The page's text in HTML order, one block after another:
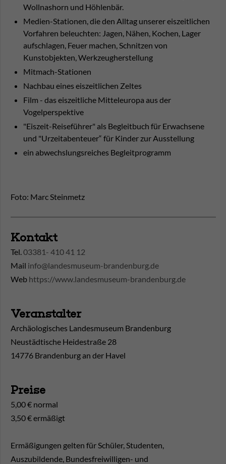
Wollnashorn und Höhlenbär.
Medien-Stationen, die den Alltag unserer eiszeitlichen
Vorfahren beleuchten: Jagen, Nähen, Kochen, Lager
aufschlagen, Feuer machen, Schnitzen von
Kunstobjekten, Werkzeugherstellung
Mitmach-Stationen
Nachbau eines eiszeitlichen Zeltes
Film - das eiszeitliche Mitteleuropa aus der
Vogelperspektive
"Eiszeit-Reiseführer" als Begleitbuch für Erwachsene
und "Urzeitabenteuer“ für Kinder zur Ausstellung
ein abwechslungsreiches Begleitprogramm
Foto: Marc Steinmetz
Kontakt
Tel. 03381- 410 41 12
Mail info@landesmuseum-brandenburg.de
Web https://www.landesmuseum-brandenburg.de
Veranstalter
Archäologisches Landesmuseum Brandenburg
Neustädtische Heidestraße 28
14776 Brandenburg an der Havel
Preise
5,00 € normal
3,50 € ermäßigt
Ermäßigungen gelten für Schüler, Studenten,
Auszubildende, Bundesfreiwilligen- und